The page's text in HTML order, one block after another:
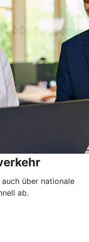
über nationale
ab.